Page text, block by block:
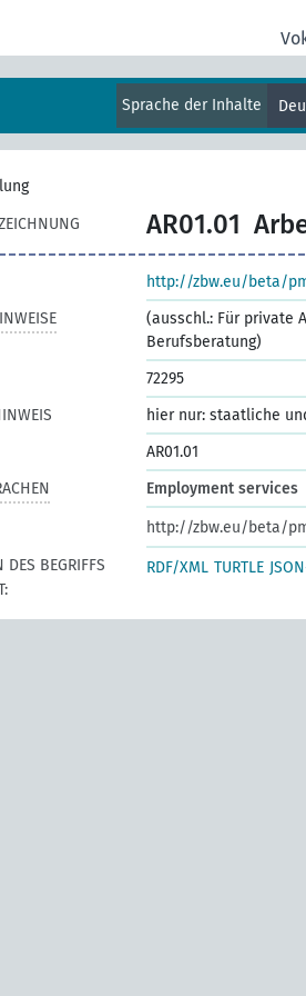
Sprache der Inhalte
AR01.01
http://zbw.eu/beta/
(ausschl.: Für private
Berufsberatung)
72295
hier nur: staatliche
AR01.01
Employment services
http://zbw.eu/beta/
DES BEGRIFFS
RDF/XML TURTLE